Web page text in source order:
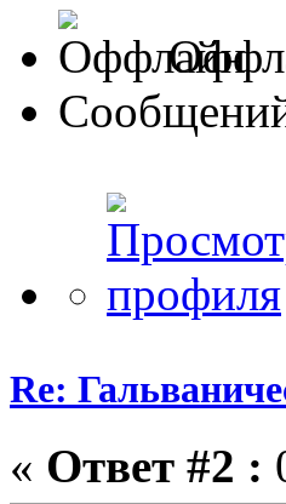
Re:
« Ответ #2 :